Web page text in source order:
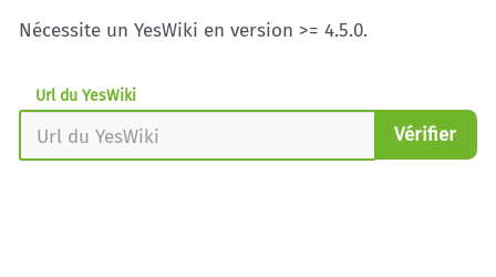
Nécessite un YesWiki en version >= 4.5.0.
Url du YesWiki
Vérifier